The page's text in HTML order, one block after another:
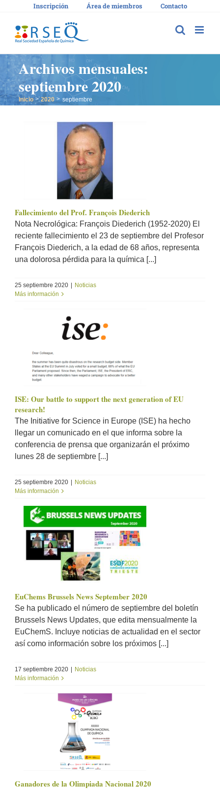
contenido
Inscripción Área de miembros Contacto
Archivos mensuales:
septiembre 2020
Inicio 2020 septiembre
Fallecimiento del Prof. François Diederich
Nota Necrológica: François Diederich (1952-2020) El
reciente fallecimiento el 23 de septiembre del Profesor
François Diederich, a la edad de 68 años, representa
una dolorosa pérdida para la química [...]
25 septiembre 2020 | Noticias
Más información
ISE: Our battle to support the next generation of EU
research!
The Initiative for Science in Europe (ISE) ha hecho
llegar un comunicado en el que informa sobre la
conferencia de prensa que organizarán el próximo
lunes 28 de septiembre [...]
25 septiembre 2020
Noticias
Más información
EuChems Brussels News September 2020
Se ha publicado el número de septiembre del boletín
Brussels News Updates, que edita mensualmente la
EuChemS. Incluye noticias de actualidad en el sector
así como información sobre los próximos [...]
17 septiembre 2020
Noticias
Más información
Ganadores de la Olimpiada Nacional 2020